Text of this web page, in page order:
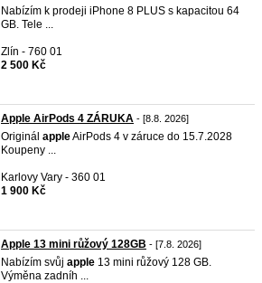
Nabízím k prodeji iPhone 8 PLUS s kapacitou 64
GB. Tele ...
Zlín - 760 01
2 500 Kč
Apple AirPods 4 ZÁRUKA - [8.8. 2026]
Originál appleAirPods 4 v záruce do 15.7.2028
Koupeny ...
Karlovy Vary - 360 01
1 900 Kč
Apple 13 mini růžový 128GB - [7.8. 2026]
Nabízím svůj apple 13 mini růžový 128 GB.
Výměna zadníh ...